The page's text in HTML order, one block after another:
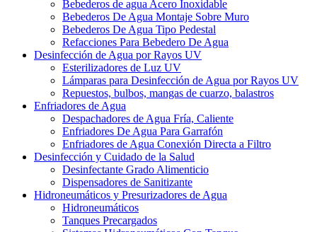
Bebederos de agua Acero Inoxidable
Bebederos De Agua Montaje Sobre Muro
Bebederos De Agua Tipo Pedestal
Refacciones Para Bebedero De Agua
Desinfección de Agua por Rayos UV
Esterilizadores de Luz UV
Lámparas para Desinfección de Agua por Rayos UV
Repuestos, bulbos, mangas de cuarzo, balastros
Enfriadores de Agua
Despachadores de Agua Fría, Caliente
Enfriadores De Agua Para Garrafón
Enfriadores de Agua Conexión Directa a Filtro
Desinfección y Cuidado de la Salud
Desinfectante Grado Alimenticio
Dispensadores de Sanitizante
Hidroneumáticos y Presurizadores de Agua
Hidroneumáticos
Tanques Precargados